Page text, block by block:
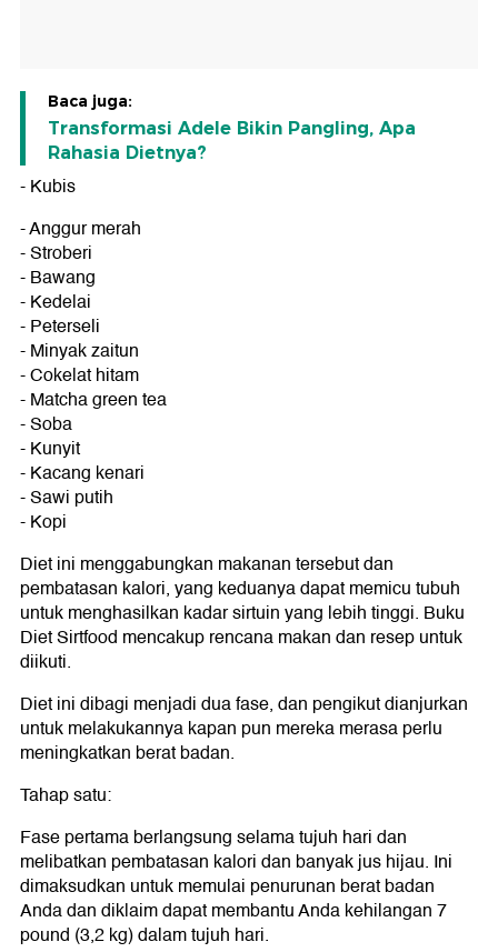
Baca juga:
Transformasi Adele Bikin Pangling, Apa
Rahasia Dietnya?
- Kubis
- Anggur merah
- Stroberi
- Bawang
- Kedelai
- Peterseli
- Minyak zaitun
- Cokelat hitam
- Matcha green tea
- Soba
- Kunyit
- Kacang kenari
- Sawi putih
- Kopi
Diet ini menggabungkan makanan tersebut dan
pembatasan kalori, yang keduanya dapat memicu tubuh
untuk menghasilkan kadar sirtuin yang lebih tinggi. Buku
Diet Sirtfood mencakup rencana makan dan resep untuk
diikuti.
Diet ini dibagi menjadi dua fase, dan pengikut dianjurkan
untuk melakukannya kapan pun mereka merasa perlu
meningkatkan berat badan.
Tahap satu:
Fase pertama berlangsung selama tujuh hari dan
melibatkan pembatasan kalori dan banyak jus hijau. Ini
dimaksudkan untuk memulai penurunan berat badan
Anda dan diklaim dapat membantu Anda kehilangan 7
pound (3,2 kg) dalam tujuh hari.